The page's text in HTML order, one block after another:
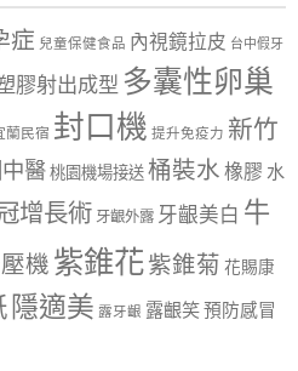
症 兒童保健食品 內視鏡拉皮 台中假牙
膠射出成型 多囊性卵巢
蘭民宿 封口機 提升免疫力 新竹
醫桃園機場接送 桶裝水 橡膠 水
增長術 牙齦外露 牙齦美白 牛
機 紫錐花紫錐菊 花賜康
隱適美 露牙齦 露齦笑預防感冒